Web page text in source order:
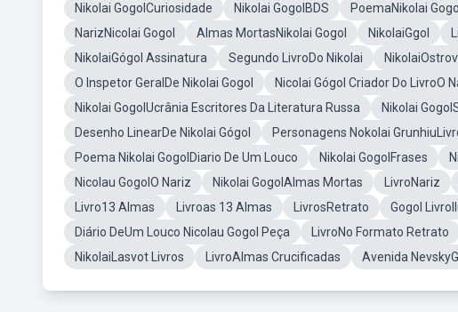
Nikolai GogolCuriosidade
Nikolai GogolBDS PoemaNikolai Gogol
NarizNicolai Gogol
Almas MortasNikolai Gogol NikolaiGgol
NikolaiGógol Assinatura
Segundo LivroDo Nikolai
O Inspetor GeralDe Nikolai Gogol
Nicolai Gógol Criador Do LivroO
Nikolai GogolUcrânia Escritores Da Literatura Russa
Nikolai
Desenho LinearDe Nikolai Gógol
Personagens Nokolai
Poema Nikolai GogolDiario De Um Louco
Nikolai GogolFrases
Nicolau GogolO Nariz
Nikolai GogolAlmas Mortas LivroNariz
Livro13 Almas
Livroas 13 Almas LivrosRetrato Gogol
Diário DeUm Louco Nicolau Gogol Peça
LivroNo Formato Retrato
NikolaiLasvot Livros
LivroAlmas Crucificadas Avenida